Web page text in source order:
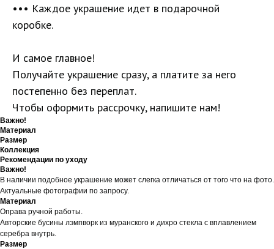
••• Каждое украшение идет в подарочной
коробке.
И самое главное!
Получайте украшение сразу, а платите за него
постепенно без переплат.
Чтобы оформить рассрочку, напишите нам!
Важно!
Материал
Размер
Коллекция
Рекомендации по уходу
Важно!
В наличии подобное украшение может слегка отличаться от того что на фото.
Актуальные фотографии по запросу.
Материал
Оправа ручной работы.
Авторские бусины лэмпворк из муранского и дихро стекла с вплавлением
серебра внутрь.
Размер